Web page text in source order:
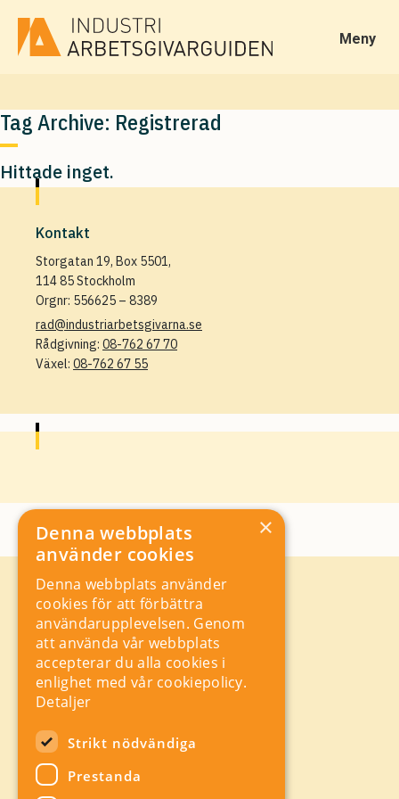
Meny
Tag Archive: Registrerad
Hittade inget.
Kontakt
Storgatan 19, Box 5501,
114 85 Stockholm
Orgnr: 556625 – 8389
rad@industriarbetsgivarna.se
Rådgivning: 08-762 67 70
Växel: 08-762 67 55
Kontakt
Storgatan 19, Box 5501,
114 85 Stockholm
Orgnr: 556625 – 8389
rad@industriarbetsgivarna.se
Rådgivning:08-762 67 70
Växel:08-762 67 55
Hitta snabbt
A-Ö
×
Denna webbplats
använder cookies
Denna webbplats använder
cookies för att förbättra
användarupplevelsen. Genom
att använda vår webbplats
accepterar du alla cookies i
enlighet med vår cookiepolicy.
Detaljer
Strikt nödvändiga
Prestanda